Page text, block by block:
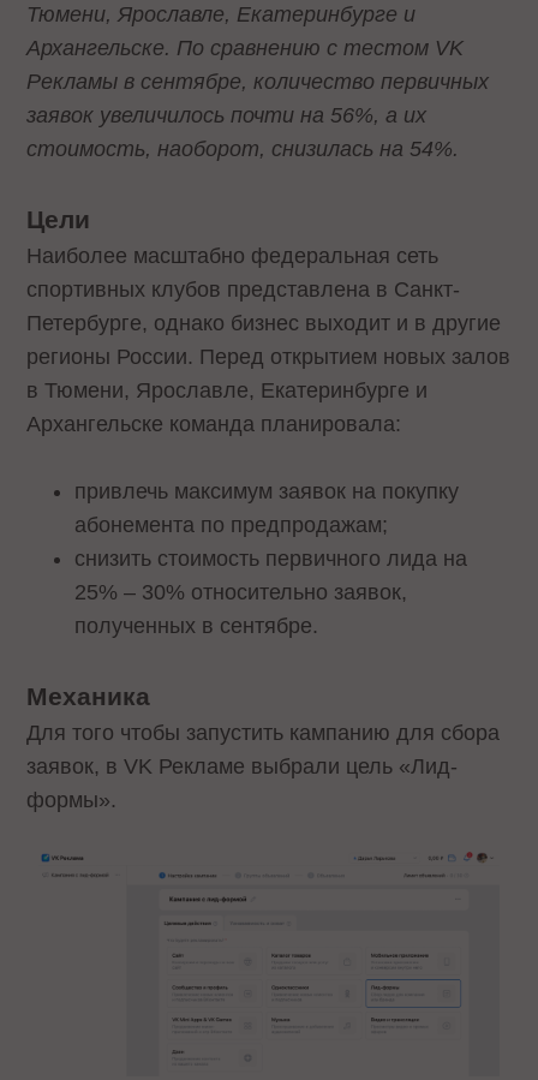
Тюмени, Ярославле, Екатеринбурге и
Архангельске. По сравнению с тестом VK
Рекламы в сентябре, количество первичных
заявок увеличилось почти на 56%, а их
стоимость, наоборот, снизилась на 54%.
Цели
Наиболее масштабно федеральная сеть
спортивных клубов представлена в Санкт-
Петербурге, однако бизнес выходит и в другие
регионы России. Перед открытием новых залов
в Тюмени, Ярославле, Екатеринбурге и
Архангельске команда планировала:
привлечь максимум заявок на покупку
абонемента по предпродажам;
снизить стоимость первичного лида на
25% – 30% относительно заявок,
полученных в сентябре.
Механика
Для того чтобы запустить кампанию для сбора
заявок, в VK Рекламе выбрали цель «Лид-
формы».